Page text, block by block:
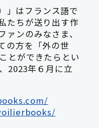
」はフランス語で
たちが送り出す作
ァンのみなさま、
の方を「外の世
とができたらとい
2023年６月に立